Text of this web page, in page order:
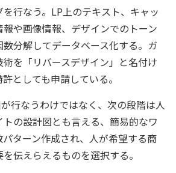
行なう。LP上のテキスト、キャッ
や画像情報、デザインでのトーン
分解してデータベース化する。ガ
を「リバースデザイン」と名付け
としても申請している。
行なうわけではなく、次の段階は人
の設計図とも言える、簡易的なワ
ターン作成され、人が希望する商
伝えらえるものを選択する。